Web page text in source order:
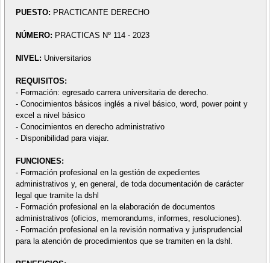
PUESTO: PRACTICANTE DERECHO
NÚMERO: PRACTICAS Nº 114 - 2023
NIVEL: Universitarios
REQUISITOS:
- Formación: egresado carrera universitaria de derecho.
- Conocimientos básicos inglés a nivel básico, word, power point y
excel a nivel básico
- Conocimientos en derecho administrativo
- Disponibilidad para viajar.
FUNCIONES:
- Formación profesional en la gestión de expedientes
administrativos y, en general, de toda documentación de carácter
legal que tramite la dshl
- Formación profesional en la elaboración de documentos
administrativos (oficios, memorandums, informes, resoluciones).
- Formación profesional en la revisión normativa y jurisprudencial
para la atención de procedimientos que se tramiten en la dshl.